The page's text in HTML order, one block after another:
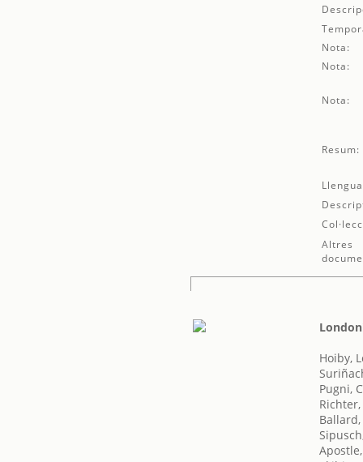
Nota:
Nota:
Nota:
Resum:
Altres
Hoiby,
Pugni,